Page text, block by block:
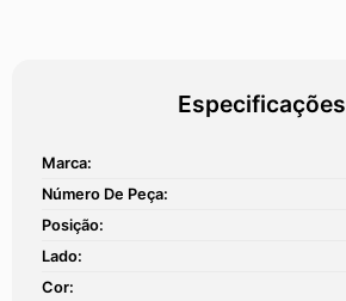
Especificações
Marca:
Número De Peça:
Posição:
Lado:
Cor: